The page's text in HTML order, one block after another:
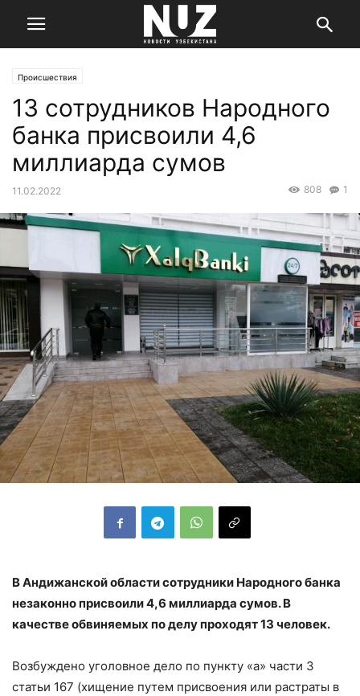
Происшествия
13 сотрудников Народного
банка присвоили 4,6
миллиарда сумов
11.02.2022 1
808
В Андижанской области сотрудники Народного банка
незаконно присвоили 4,6 миллиарда сумов. В
качестве обвиняемых по делу проходят 13 человек.
Возбуждено уголовное дело по пункту «а» части 3
статьи 167 (хищение путем присвоения или растраты в